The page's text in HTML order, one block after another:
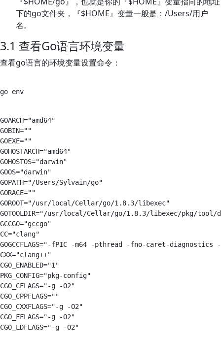
下的go文件夹，『$HOME』变量一般是：/Users/用户
名。
3.1 查看Go语言环境变量
查看go语言的环境变量设置命令：
GOARCH="amd64"
GOBIN=""
GOEXE=""
GOHOSTARCH="amd64"
GOHOSTOS="darwin"
GOOS="darwin"
GOPATH="/Users/Sylvain/go"
GORACE=""
GOROOT="/usr/local/Cellar/go/1.8.3/libexec"
GOTOOLDIR="/usr/local/Cellar/go/1.8.3/libexec/pkg/tool/
GCCGO="gccgo"
CC="clang"
GOGCCFLAGS="-fPIC -m64 -pthread -fno-caret-
CXX="clang++"
CGO_ENABLED="1"
PKG_CONFIG="pkg-config"
CGO_CFLAGS="-g -O2"
CGO_CPPFLAGS=""
CGO_CXXFLAGS="-g -O2"
CGO_FFLAGS="-g -O2"